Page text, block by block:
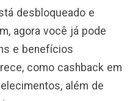
desbloqueado e
agora você já pode
e benefícios
como cashback em
além de